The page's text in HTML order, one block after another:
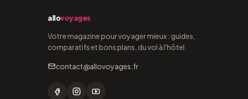
allovoyages
Votre magazine pour voyager mieux : guides,
comparatifs et bons plans, du vol à l'hôtel.
contact@allovoyages.fr